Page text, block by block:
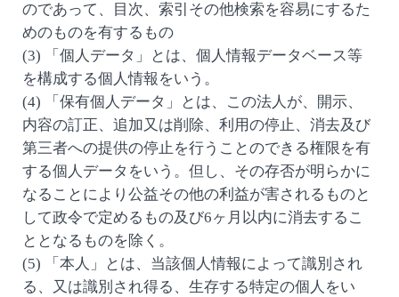
のであって、目次、索引その他検索を容易にするた
めのものを有するもの
(3) 「個人データ」とは、個人情報データベース等
を構成する個人情報をいう。
(4) 「保有個人データ」とは、この法人が、開示、
内容の訂正、追加又は削除、利用の停止、消去及び
第三者への提供の停止を行うことのできる権限を有
する個人データをいう。但し、その存否が明らかに
なることにより公益その他の利益が害されるものと
して政令で定めるもの及び6ヶ月以内に消去するこ
ととなるものを除く。
(5) 「本人」とは、当該個人情報によって識別され
る、又は識別され得る、生存する特定の個人をい